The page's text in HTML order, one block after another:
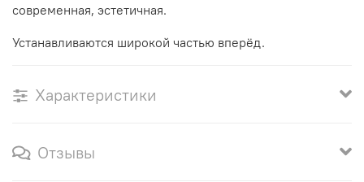
современная, эстетичная.
Устанавливаются широкой частью вперёд.
Характеристики
Отзывы